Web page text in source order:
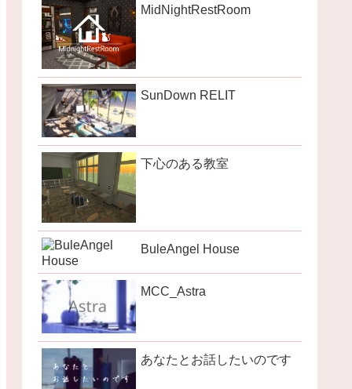
MidNightRestRoom
SunDown RELIT
下心のある教室
BuleAngel House
MCC_Astra
あなたとお話したいのです